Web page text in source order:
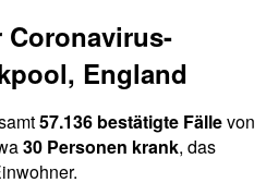
England
57.136 bestätigte Fällevon
30 Personen krank, das